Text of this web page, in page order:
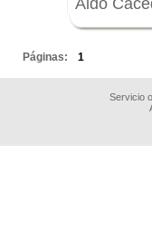
Aldo
Páginas: 1
Servicio